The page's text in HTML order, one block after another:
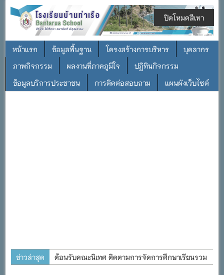
หน้าแรก ข้อมูลพื้นฐาน โครงสร้างการบริหาร
บุคลากร
ภาพกิจกรรม
ผลงานที่ภาคภูมิใจ
ปฎิทินกิจกรรม
ข้อมูลบริการประชาชน
การติดต่อสอบถาม แผนผังเว็บไซต์
ข่าวล่าสุด
ต้อนรับคณะนิเทศ ติดตามการจัดการศึกษาเรียนรวม
ปิดโหมดสีเทา